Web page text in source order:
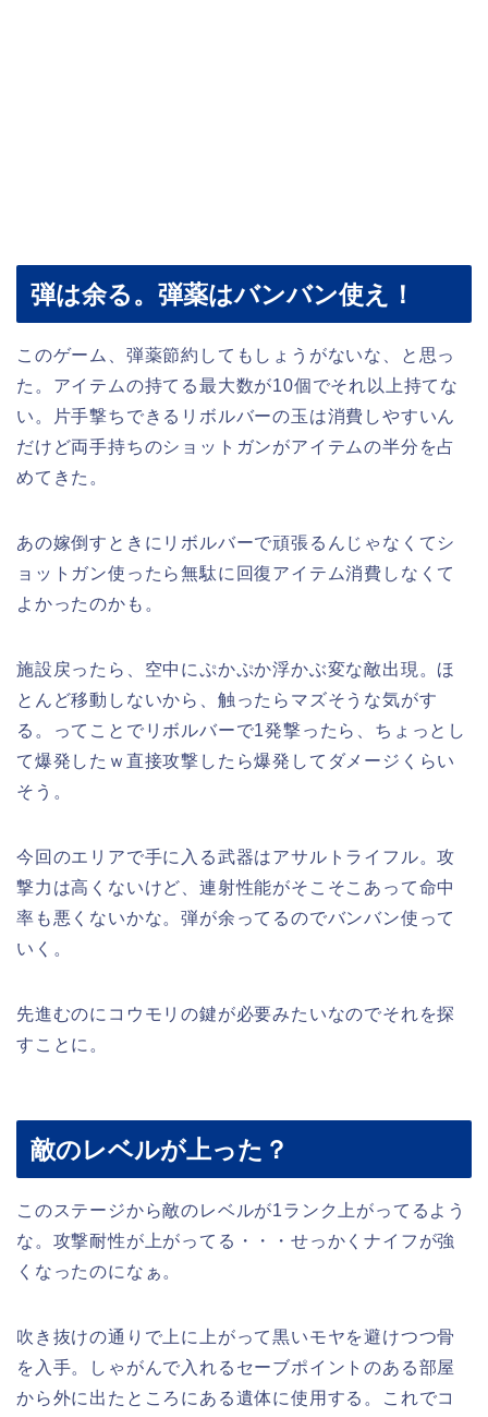
弾は余る。弾薬はバンバン使え！
このゲーム、弾薬節約してもしょうがないな、と思っ
た。アイテムの持てる最大数が10個でそれ以上持てな
い。片手撃ちできるリボルバーの玉は消費しやすいん
だけど両手持ちのショットガンがアイテムの半分を占
めてきた。
あの嫁倒すときにリボルバーで頑張るんじゃなくてシ
ョットガン使ったら無駄に回復アイテム消費しなくて
よかったのかも。
施設戻ったら、空中にぷかぷか浮かぶ変な敵出現。ほ
とんど移動しないから、触ったらマズそうな気がす
る。ってことでリボルバーで1発撃ったら、ちょっとし
て爆発したｗ直接攻撃したら爆発してダメージくらい
そう。
今回のエリアで手に入る武器はアサルトライフル。攻
撃力は高くないけど、連射性能がそこそこあって命中
率も悪くないかな。弾が余ってるのでバンバン使って
いく。
先進むのにコウモリの鍵が必要みたいなのでそれを探
すことに。
敵のレベルが上った？
このステージから敵のレベルが1ランク上がってるよう
な。攻撃耐性が上がってる・・・せっかくナイフが強
くなったのになぁ。
吹き抜けの通りで上に上がって黒いモヤを避けつつ骨
を入手。しゃがんで入れるセーブポイントのある部屋
から外に出たところにある遺体に使用する。これでコ